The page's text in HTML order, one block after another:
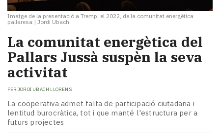
Imatge de la presentació a Tremp, el 2022, de la comunitat energètica
pallaresa | Jordi Ubach
La comunitat energètica del
Pallars Jussà suspèn la seva
activitat
PER JORDI UBACH LLORENS
La cooperativa admet falta de participació ciutadana i
lentitud burocràtica, tot i que manté l'estructura per a
futurs projectes